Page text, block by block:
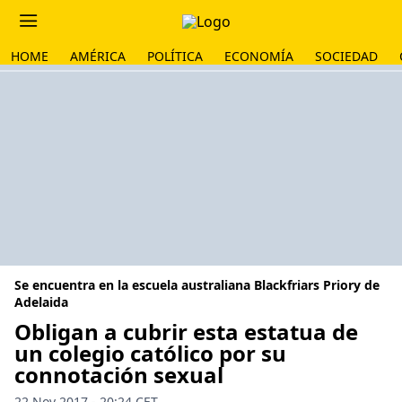
HOME AMÉRICA POLÍTICA ECONOMÍA SOCIEDAD
Se encuentra en la escuela australiana Blackfriars Priory de
Adelaida
Obligan a cubrir esta estatua de
un colegio católico por su
connotación sexual